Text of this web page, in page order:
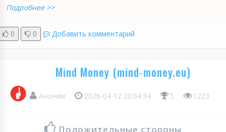
Подробнее >>
0 0 Добавить комментарий
Mind Money (mind-money.eu)
Аноним 2026-04-12 20:04:34 5 1223
Положительные стороны